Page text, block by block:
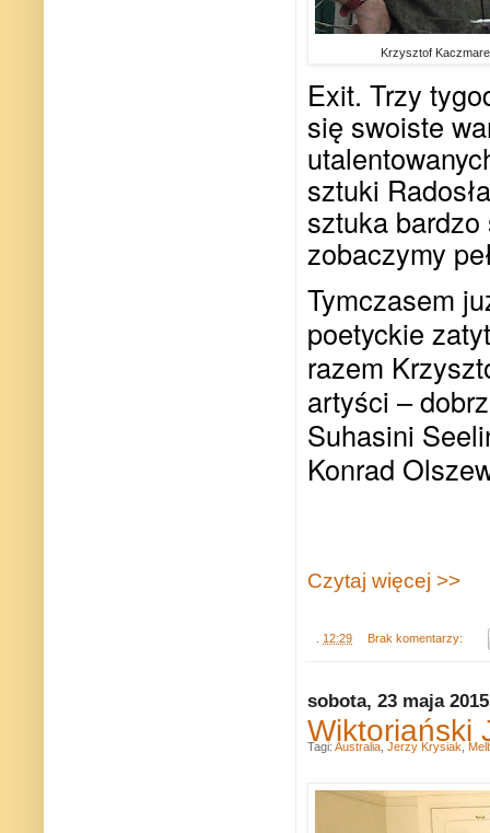
Krzysztof
Exit. Trzy
się swoiste
sztuki
sztuka
zobaczymy
Tymczasem
poetyckie
razem
artyści –
Suhasini
Konrad
Czytaj więcej >>
12:29 Brak komentarzy:
sobota, 23 maja 2015
Wiktoriański
Tagi: Australia Jerzy Krysiak